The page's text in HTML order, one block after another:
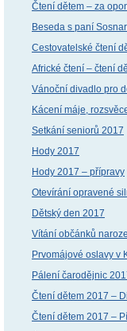
Čtení dětem – za
Beseda s paní
Cestovatelské čtení
Africké čtení – čtení
Vánoční divadlo pro
Kácení máje,
Setkání seniorů 2017
Hody 2017
Hody 2017 – přípravy
Otevírání opravené
Dětský den 2017
Vítání občánků
Prvomájové oslavy v
Pálení čarodějnic
Čtení dětem 2017 –
Čtení dětem 2017 –